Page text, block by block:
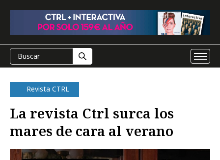
Revista CTRL
La revista Ctrl surca los
mares de cara al verano